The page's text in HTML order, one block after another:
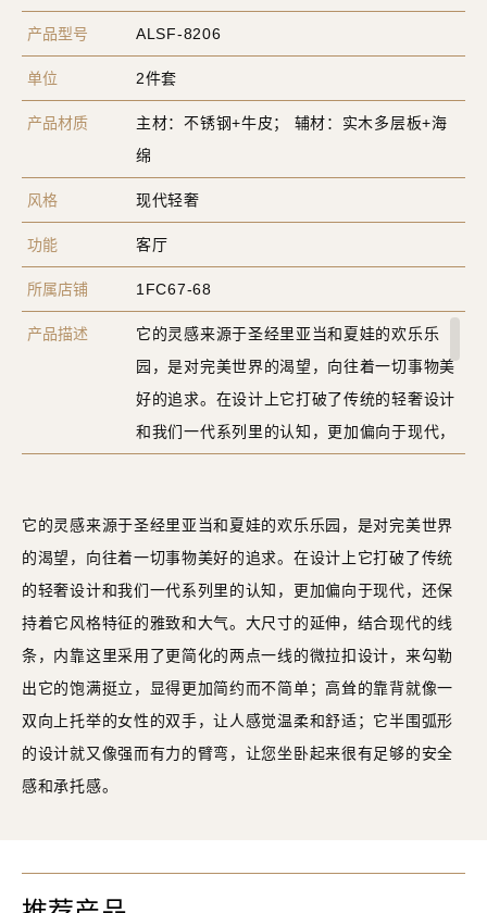
产品型号 ALSF-8206
单位 2件套
产品材质
主材：不锈钢+牛皮； 辅材：实木多层板+海
绵
风格 现代轻奢
功能 客厅
所属店铺 1FC67-68
产品描述
它的灵感来源于圣经里亚当和夏娃的欢乐乐
园，是对完美世界的渴望，向往着一切事物美
好的追求。在设计上它打破了传统的轻奢设计
和我们一代系列里的认知，更加偏向于现代，
化的两点一线的微拉扣设计，来勾勒出它的饱
满挺立，显得更加简约而不简单；高耸的靠背
就像一双向上托举的女性的双手，让人感觉温
柔和舒适；它半围弧形的设计就又像强而有力
的臂弯，让您坐卧起来很有足够的安全感和承
托感。
它的灵感来源于圣经里亚当和夏娃的欢乐乐园，是对完美世界
的渴望，向往着一切事物美好的追求。在设计上它打破了传统
的轻奢设计和我们一代系列里的认知，更加偏向于现代，还保
持着它风格特征的雅致和大气。大尺寸的延伸，结合现代的线
条，内靠这里采用了更简化的两点一线的微拉扣设计，来勾勒
出它的饱满挺立，显得更加简约而不简单；高耸的靠背就像一
双向上托举的女性的双手，让人感觉温柔和舒适；它半围弧形
的设计就又像强而有力的臂弯，让您坐卧起来很有足够的安全
感和承托感。